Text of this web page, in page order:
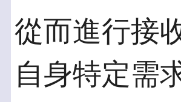
從而進行接
自身特定需